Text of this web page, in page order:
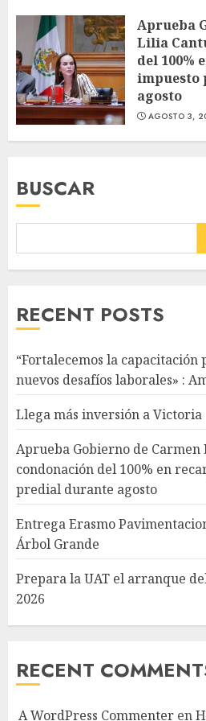
Aprueba
Lilia
del 100%
impuesto
agosto
AGOSTO 3,
BUSCAR
RECENT POSTS
“Fortalecemos la capacitación
nuevos desafíos laborales» :
Llega más inversión a Victoria
Aprueba Gobierno de Carmen
condonación del 100% en
predial durante agosto
Entrega Erasmo
Árbol Grande
Prepara la UAT el arranque
2026
RECENT
A WordPress Commenter en